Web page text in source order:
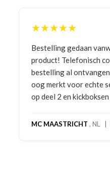
★★★★★
Bestelling gedaan
product! Telefonisch
bestelling al
oog merkt voor echte
op deel 2 en
MC MAASTRICHT , NL |